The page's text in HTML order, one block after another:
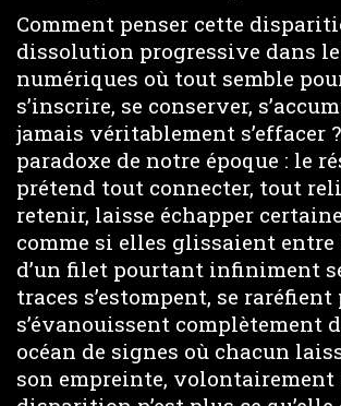
Comment penser cette
dissolution progressive dans
numériques où tout semble
s’inscrire, se conserver,
jamais véritablement s’effacer
paradoxe de notre époque : le
prétend tout connecter, tout
retenir, laisse échapper
comme si elles glissaient
d’un filet pourtant infiniment
traces s’estompent, se raréfient
s’évanouissent complètement
océan de signes où chacun
son empreinte, volontairement